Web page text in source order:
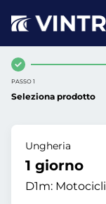
PASSO 1
Seleziona prodotto
Ungheria
1 giorno
D1m: Motocicli